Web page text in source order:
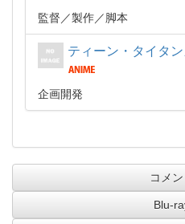
監督
製作 脚本
ティーン・タイタン
企画開発
コメン
Blu-